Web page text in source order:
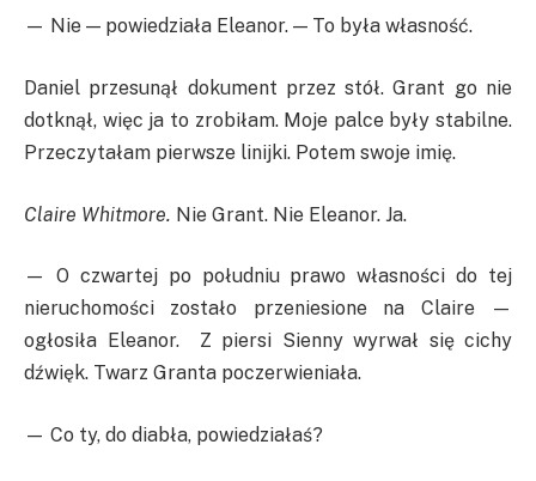
— Nie — powiedziała Eleanor. — To była własność.
Daniel przesunął dokument przez stół. Grant go nie
dotknął, więc ja to zrobiłam. Moje palce były stabilne.
Przeczytałam pierwsze linijki. Potem swoje imię.
Claire Whitmore. Nie Grant. Nie Eleanor. Ja.
— O czwartej po południu prawo własności do tej
nieruchomości zostało przeniesione na Claire —
ogłosiła Eleanor. Z piersi Sienny wyrwał się cichy
dźwięk. Twarz Granta poczerwieniała.
— Co ty, do diabła, powiedziałaś?